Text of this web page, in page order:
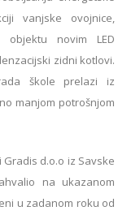
vanjske ovojnice,
novim LED
zidni kotlovi.
škole prelazi iz
manjom potrošnjom
d.o.o iz Savske
na ukazanom
u zadanom roku od